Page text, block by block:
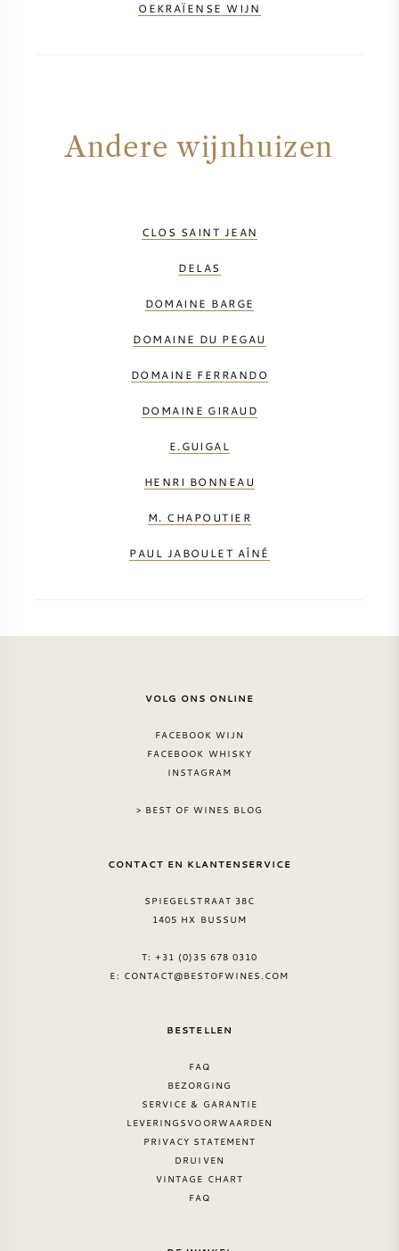
OEKRAÏENSE WIJN
Andere wijnhuizen
CLOS SAINT JEAN
DELAS
DOMAINE BARGE
DOMAINE DU PEGAU
DOMAINE FERRANDO
DOMAINE GIRAUD
E.GUIGAL
HENRI BONNEAU
M. CHAPOUTIER
PAUL JABOULET AÎNÉ
VOLG ONS ONLINE
FACEBOOK WIJN
FACEBOOK WHISKY
INSTAGRAM
> BEST OF WINES BLOG
CONTACT EN KLANTENSERVICE
SPIEGELSTRAAT 38C
1405 HX BUSSUM
T: +31 (0)35 678 0310
E: CONTACT@BESTOFWINES.COM
BESTELLEN
FAQ
BEZORGING
SERVICE & GARANTIE
LEVERINGSVOORWAARDEN
PRIVACY STATEMENT
DRUIVEN
VINTAGE CHART
FAQ